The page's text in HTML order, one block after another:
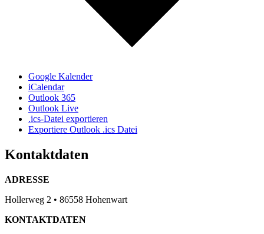
Google Kalender
iCalendar
Outlook 365
Outlook Live
.ics-Datei exportieren
Exportiere Outlook .ics Datei
Kontaktdaten
ADRESSE
Hollerweg 2 • 86558 Hohenwart
KONTAKTDATEN